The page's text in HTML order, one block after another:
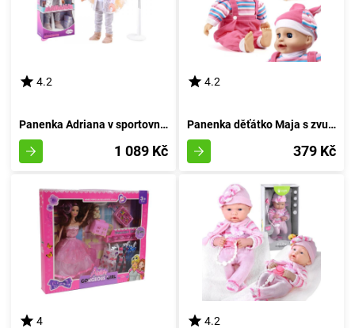
4.2
Panenka Adriana v sportovním outfitu
1 089 Kč
4.2
Panenka děťátko Maja s zvukovými efekty
379 Kč
4 4.2